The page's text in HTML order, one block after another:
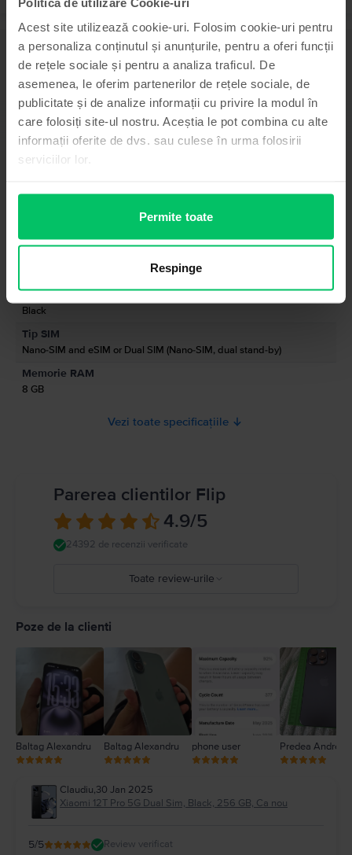
Acest site utilizează cookie-uri. Folosim cookie-uri pentru
a personaliza conținutul și anunțurile, pentru a oferi funcții
de rețele sociale și pentru a analiza traficul. De
asemenea, le oferim partenerilor de rețele sociale, de
publicitate și de analize informații cu privire la modul în
care folosiți site-ul nostru. Aceștia le pot combina cu alte
informații oferite de dvs. sau culese în urma folosirii
serviciilor lor.
Permite toate
Respinge
Descriere
Telefon mobil Xiaomi 12T Pro 5G Dual Sim, Black, 256 GB, Bun
-
Vezi mai mult
Informatii conformitate produs
Informatii producator
Informatii privind avertismentele de siguranta cu privire la produs.
Momentan, informatiile despre siguranta produsului nu sunt disponibile.
Culoare
Black
Tip SIM
Nano-SIM and eSIM or Dual SIM (Nano-SIM, dual stand-by)
Memorie RAM
8 GB
Vezi toate specificațiile
Parerea clientilor Flip
4.9/5
24392 de recenzii verificate
Toate review-urile
Poze de la clienti
Baltag Alexandru Baltag Alexandru phone user Predea Andreea
Claudiu,30 Jan 2025
Xiaomi 12T Pro 5G Dual Sim, Black, 256 GB, Ca nou
5/5 Review verificat